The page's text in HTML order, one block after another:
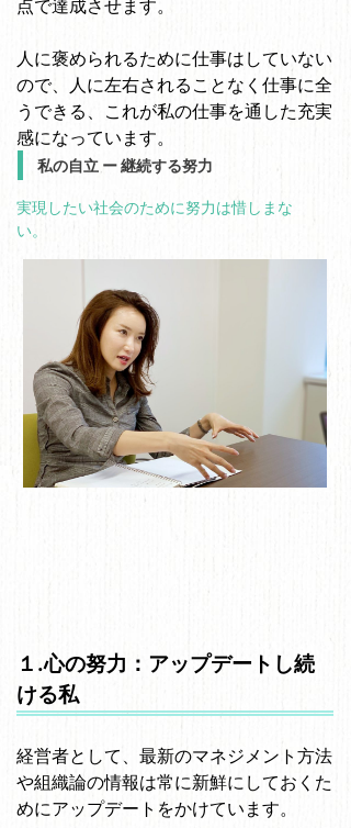
点で達成させます。
人に褒められるために仕事はしていない
ので、人に左右されることなく仕事に全
うできる、これが私の仕事を通した充実
感になっています。
私の自立 ー 継続する努力
実現したい社会のために努力は惜しまな
い。
１.心の努力：アップデートし続
ける私
経営者として、最新のマネジメント方法
や組織論の情報は常に新鮮にしておくた
めにアップデートをかけています。